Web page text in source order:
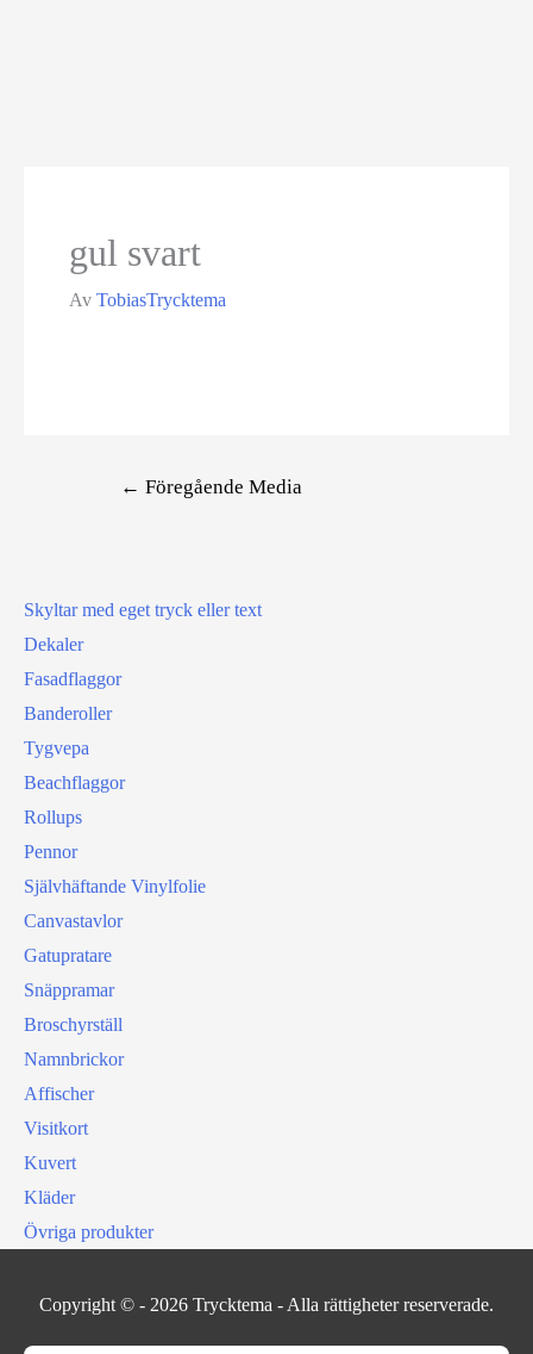
gul svart
Av TobiasTrycktema
Inläggsnavigering
← Föregående Media
Skyltar med eget tryck eller text
Dekaler
Fasadflaggor
Banderoller
Tygvepa
Beachflaggor
Rollups
Pennor
Självhäftande Vinylfolie
Canvastavlor
Gatupratare
Snäppramar
Broschyrställ
Namnbrickor
Affischer
Visitkort
Kuvert
Kläder
Övriga produkter
Copyright © - 2026 Trycktema - Alla rättigheter reserverade.